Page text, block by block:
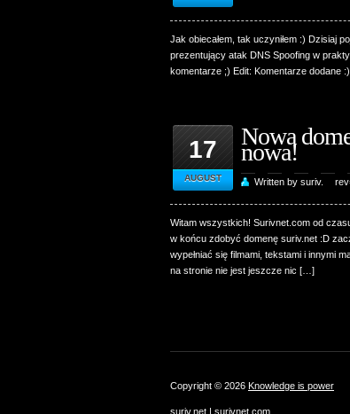
Jak obiecałem, tak uczyniłem :) Dzisiaj
prezentujący atak DNS Spoofing w
komentarze ;) Edit: Komentarze dodane :)
17
AUGUST
Nowa
nowa!
Written by suriv.
Witam wszystkich! Surivnet.com od
w końcu zdobyć domenę suriv.net :D
wypełniać się filmami, tekstami i innymi
na stronie nie jest jeszcze nic […]
Copyright © 2026 Knowledge is power
suriv.net | surivnet.com